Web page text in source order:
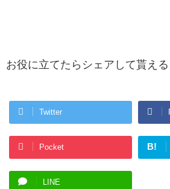
お役に立てたらシェアして貰える
Twitter
Pocket B!
LINE